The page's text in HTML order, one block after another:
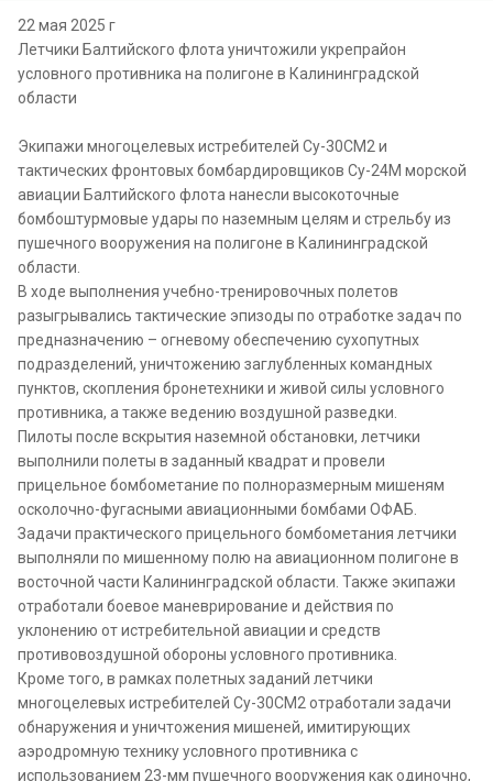
22 мая 2025 г
Летчики Балтийского флота уничтожили укрепрайон
условного противника на полигоне в Калининградской
области
Экипажи многоцелевых истребителей Су-30СМ2 и
тактических фронтовых бомбардировщиков Су-24М морской
авиации Балтийского флота нанесли высокоточные
бомбоштурмовые удары по наземным целям и стрельбу из
пушечного вооружения на полигоне в Калининградской
области.
В ходе выполнения учебно-тренировочных полетов
разыгрывались тактические эпизоды по отработке задач по
предназначению – огневому обеспечению сухопутных
подразделений, уничтожению заглубленных командных
пунктов, скопления бронетехники и живой силы условного
противника, а также ведению воздушной разведки.
Пилоты после вскрытия наземной обстановки, летчики
выполнили полеты в заданный квадрат и провели
прицельное бомбометание по полноразмерным мишеням
осколочно-фугасными авиационными бомбами ОФАБ.
Задачи практического прицельного бомбометания летчики
выполняли по мишенному полю на авиационном полигоне в
восточной части Калининградской области. Также экипажи
отработали боевое маневрирование и действия по
уклонению от истребительной авиации и средств
противовоздушной обороны условного противника.
Кроме того, в рамках полетных заданий летчики
многоцелевых истребителей Су-30СМ2 отработали задачи
обнаружения и уничтожения мишеней, имитирующих
аэродромную технику условного противника с
использованием 23-мм пушечного вооружения как одиночно,